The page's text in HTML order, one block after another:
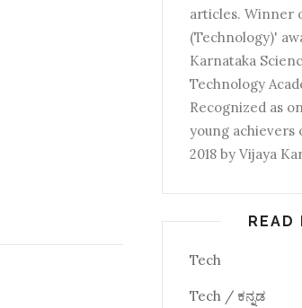
articles. Winner
(Technology)'
Karnataka
Technology
Recognized as
young achievers
2018 by Vijaya
READ
Tech
Tech / ಕನ್ನಡ